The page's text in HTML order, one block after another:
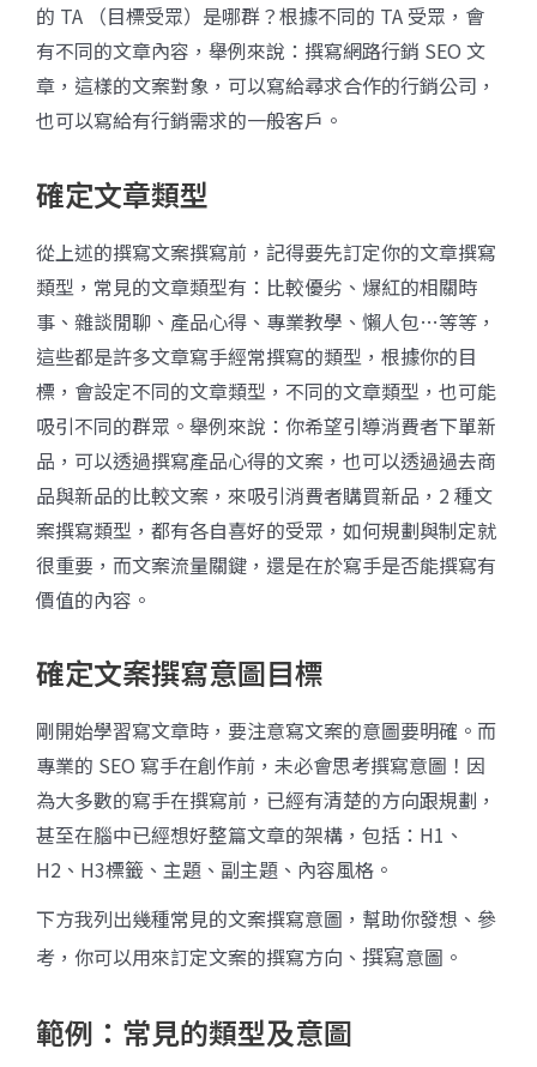
的 TA （目標受眾）是哪群？根據不同的 TA 受眾，會
有不同的文章內容，舉例來說：撰寫網路行銷 SEO 文
章，這樣的文案對象，可以寫給尋求合作的行銷公司，
也可以寫給有行銷需求的一般客戶。
確定文章類型
從上述的撰寫文案撰寫前，記得要先訂定你的文章撰寫
類型，常見的文章類型有：比較優劣、爆紅的相關時
事、雜談閒聊、產品心得、專業教學、懶人包…等等，
這些都是許多文章寫手經常撰寫的類型，根據你的目
標，會設定不同的文章類型，不同的文章類型，也可能
吸引不同的群眾。舉例來說：你希望引導消費者下單新
品，可以透過撰寫產品心得的文案，也可以透過過去商
品與新品的比較文案，來吸引消費者購買新品，2 種文
案撰寫類型，都有各自喜好的受眾，如何規劃與制定就
很重要，而文案流量關鍵，還是在於寫手是否能撰寫有
價值的內容。
確定文案撰寫意圖目標
剛開始學習寫文章時，要注意寫文案的意圖要明確。而
專業的 SEO 寫手在創作前，未必會思考撰寫意圖！因
為大多數的寫手在撰寫前，已經有清楚的方向跟規劃，
甚至在腦中已經想好整篇文章的架構，包括：H1、
H2、H3標籤、主題、副主題、內容風格。
下方我列出幾種常見的文案撰寫意圖，幫助你發想、參
考，你可以用來訂定文案的撰寫方向、 撰寫意圖。
範例：常見的類型及意圖